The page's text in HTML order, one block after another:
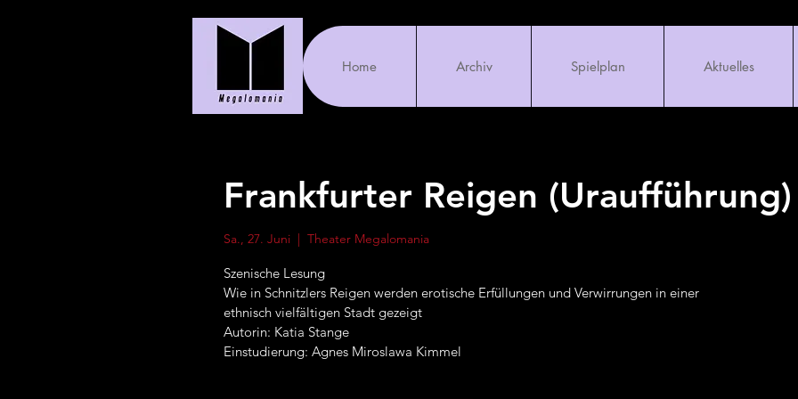
Home Archiv Spielplan Aktuelles
Frankfurter Reigen (Uraufführung)
Sa., 27. Juni
  |
Theater Megalomania
Szenische Lesung
Wie in Schnitzlers Reigen werden erotische Erfüllungen und Verwirrungen in einer
ethnisch vielfältigen Stadt gezeigt
Autorin: Katia Stange